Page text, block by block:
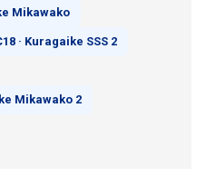
Mikawako
· Kuragaike SSS 2
Mikawako 2